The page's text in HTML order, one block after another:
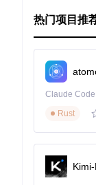
# 配置参数
# 生成图像
热门项目推
Rust